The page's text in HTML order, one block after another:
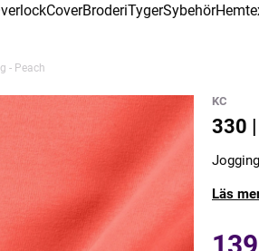
CoverBroderiTygerSybehör
- Peach
KC
330
Läs